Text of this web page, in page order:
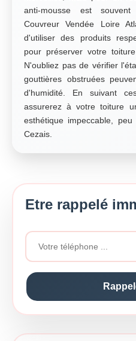
anti-mousse est
Couvreur Vendée Loire
d'utiliser des produits
pour préserver votre
N'oubliez pas de vérifier
gouttières obstruées
d'humidité. En suivant
assurerez à votre toiture
esthétique impeccable,
Cezais.
Etre rappelé